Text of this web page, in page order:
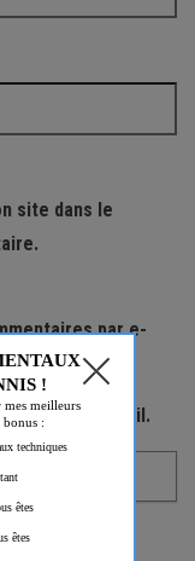
site dans le
par e-
par e-mail.